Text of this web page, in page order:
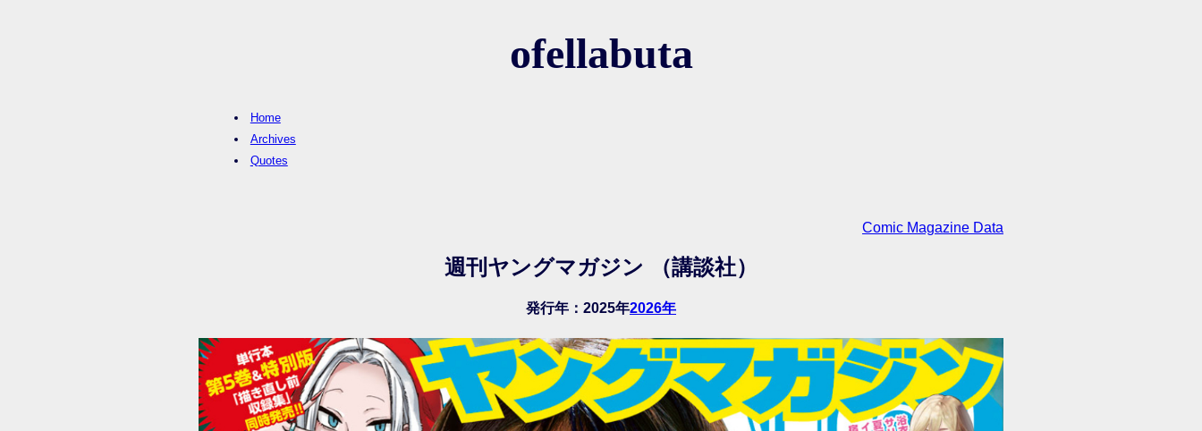
ofellabuta
Home
Archives
Quotes
Comic Magazine Data
週刊ヤングマガジン （講談社）
発行年： 2025年2026年